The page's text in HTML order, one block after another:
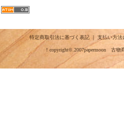
特定商取引法に基づく表記｜ 支払い方法
！copyright©.2007papermoon 古